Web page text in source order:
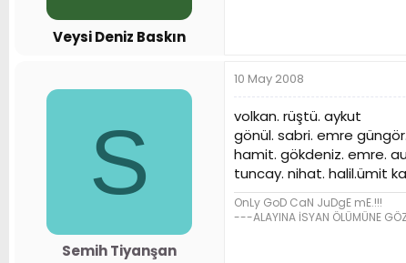
Veysi Deniz Baskın
S
Semih Tiyanşan
10 May 2008
volkan. rüştü. aykut
gönül. sabri. emre
hamit. gökdeniz. emre.
tuncay. nihat. halil.ümit
OnLy GoD CaN JuDgE mE.!!!
---ALAYINA İSYAN ÖLÜMÜNE